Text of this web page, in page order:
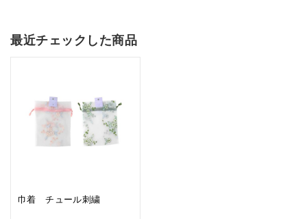
最近チェックした商品
巾着 チュール刺繍